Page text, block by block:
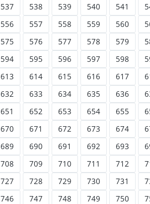
537 538 539 540 541
556 557 558 559 560
575 576 577 578 579
594 595 596 597 598
613 614 615 616 617
632 633 634 635 636
651 652 653 654 655
670 671 672 673 674
689 690 691 692 693
708 709 710 711 712
727 728 729 730 731
746 747 748 749 750